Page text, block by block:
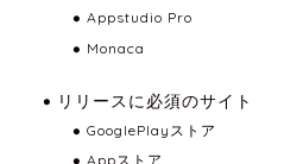
Appstudio Pro
Monaca
リリースに必須のサイト
GooglePlayストア
Appストア